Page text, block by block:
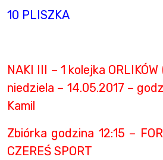
10 PLISZKA
NAKI III – 1 kolejka
niedziela – 14.05.2017 –
Kamil
Zbiórka godzina 12:15 –
CZEREŚ SPORT